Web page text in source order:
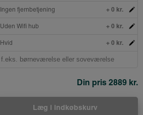
Ingen fjernbetjening + 0 kr.
Uden Wifi hub + 0 kr.
Hvid + 0 kr.
Din pris 2889 kr.
Læg i indkøbskurv